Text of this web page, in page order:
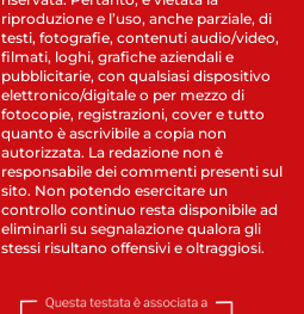
riproduzione e l’uso, anche parziale, di
testi, fotografie, contenuti audio/video,
filmati, loghi, grafiche aziendali e
pubblicitarie, con qualsiasi dispositivo
elettronico/digitale o per mezzo di
fotocopie, registrazioni, cover e tutto
quanto è ascrivibile a copia non
autorizzata. La redazione non è
responsabile dei commenti presenti sul
sito. Non potendo esercitare un
controllo continuo resta disponibile ad
eliminarli su segnalazione qualora gli
stessi risultano offensivi e oltraggiosi.